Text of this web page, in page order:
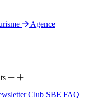
Agence
Club SBE FAQ